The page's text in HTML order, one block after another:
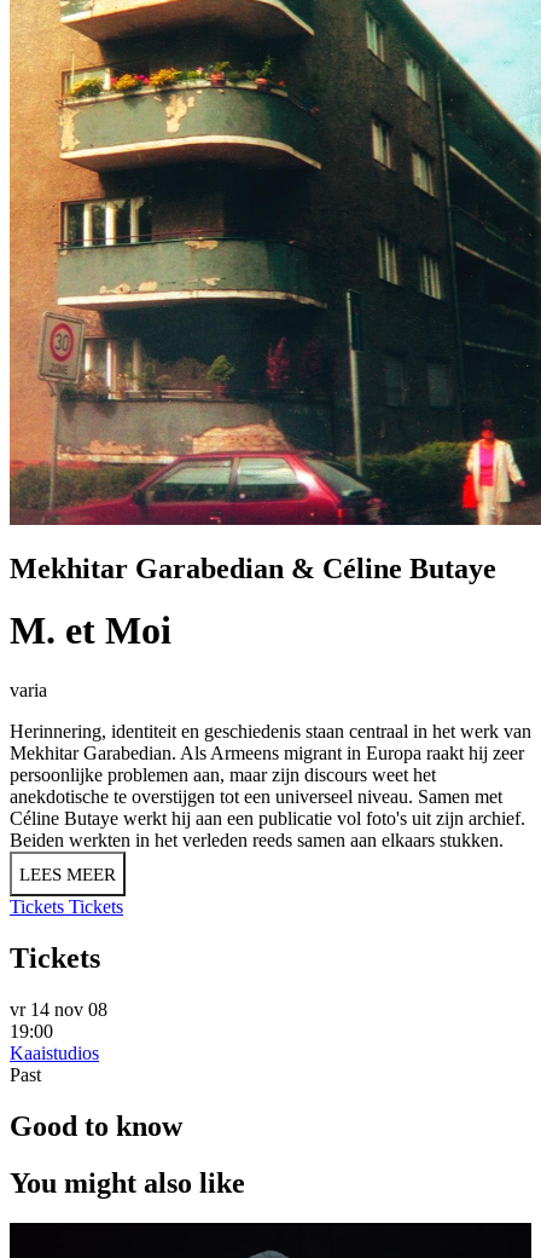
Mekhitar Garabedian & Céline Butaye
M. et Moi
varia
Herinnering, identiteit en geschiedenis staan centraal in het werk van
Mekhitar Garabedian. Als Armeens migrant in Europa raakt hij zeer
persoonlijke problemen aan, maar zijn discours weet het
anekdotische te overstijgen tot een universeel niveau. Samen met
Céline Butaye werkt hij aan een publicatie vol foto's uit zijn archief.
Beiden werkten in het verleden reeds samen aan elkaars stukken.
LEES MEER
Tickets Tickets
Tickets
vr 14 nov 08
19:00
Kaaistudios
Past
Good to know
You might also like